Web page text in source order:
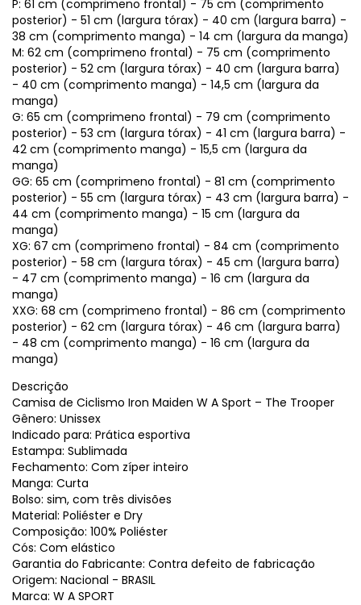
P: 61 cm (comprimeno frontal) - 75 cm (comprimento
posterior) - 51 cm (largura tórax) - 40 cm (largura barra) -
38 cm (comprimento manga) - 14 cm (largura da manga)
M: 62 cm (comprimeno frontal) - 75 cm (comprimento
posterior) - 52 cm (largura tórax) - 40 cm (largura barra)
- 40 cm (comprimento manga) - 14,5 cm (largura da
manga)
G: 65 cm (comprimeno frontal) - 79 cm (comprimento
posterior) - 53 cm (largura tórax) - 41 cm (largura barra) -
42 cm (comprimento manga) - 15,5 cm (largura da
manga)
GG: 65 cm (comprimeno frontal) - 81 cm (comprimento
posterior) - 55 cm (largura tórax) - 43 cm (largura barra) -
44 cm (comprimento manga) - 15 cm (largura da
manga)
XG: 67 cm (comprimeno frontal) - 84 cm (comprimento
posterior) - 58 cm (largura tórax) - 45 cm (largura barra)
- 47 cm (comprimento manga) - 16 cm (largura da
manga)
XXG: 68 cm (comprimeno frontal) - 86 cm (comprimento
posterior) - 62 cm (largura tórax) - 46 cm (largura barra)
- 48 cm (comprimento manga) - 16 cm (largura da
manga)
Descrição
Camisa de Ciclismo Iron Maiden W A Sport – The Trooper
Gênero: Unissex
Indicado para: Prática esportiva
Estampa: Sublimada
Fechamento: Com zíper inteiro
Manga: Curta
Bolso: sim, com três divisões
Material: Poliéster e Dry
Composição: 100% Poliéster
Cós: Com elástico
Garantia do Fabricante: Contra defeito de fabricação
Origem: Nacional - BRASIL
Marca: W A SPORT